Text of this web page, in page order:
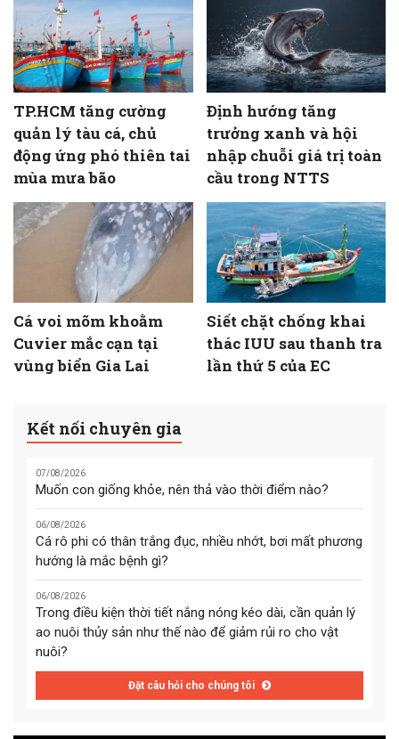
TP.HCM tăng cường
quản lý tàu cá, chủ
động ứng phó thiên tai
mùa mưa bão
Định hướng tăng
trưởng xanh và hội
nhập chuỗi giá trị toàn
cầu trong NTTS
Cá voi mõm khoằm
Cuvier mắc cạn tại
vùng biển Gia Lai
Siết chặt chống khai
thác IUU sau thanh tra
lần thứ 5 của EC
Kết nối chuyên gia
07/08/2026
Muốn con giống khỏe, nên thả vào thời điểm nào?
06/08/2026
Cá rô phi có thân trắng đục, nhiều nhớt, bơi mất phương
hướng là mắc bệnh gì?
06/08/2026
Trong điều kiện thời tiết nắng nóng kéo dài, cần quản lý
ao nuôi thủy sản như thế nào để giảm rủi ro cho vật
nuôi?
Đặt câu hỏi cho chúng tôi